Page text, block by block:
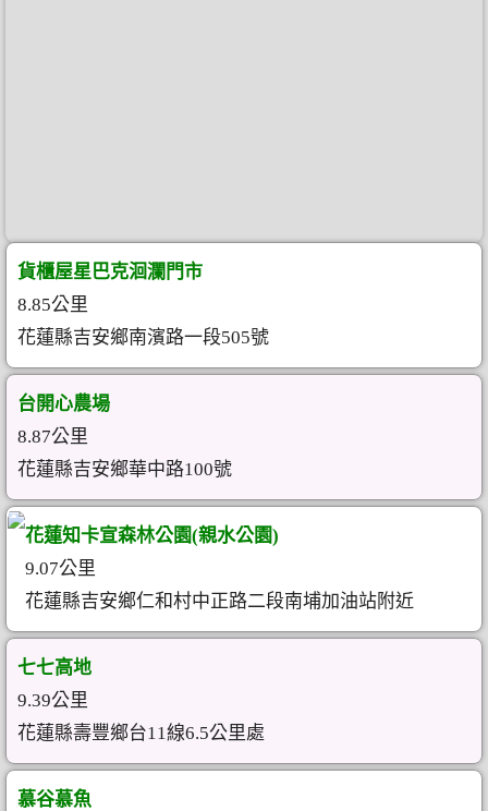
貨櫃屋星巴克洄瀾門市
8.85公里
花蓮縣吉安鄉南濱路一段505號
台開心農場
8.87公里
花蓮縣吉安鄉華中路100號
花蓮知卡宣森林公園(親水公園)
9.07公里
花蓮縣吉安鄉仁和村中正路二段南埔加油站附近
七七高地
9.39公里
花蓮縣壽豐鄉台11線6.5公里處
慕谷慕魚